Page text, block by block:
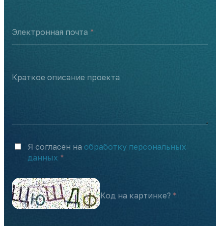
Электронная почта
Краткое описание проекта
Я согласен на обработку персональных
данных
Код на картинке?